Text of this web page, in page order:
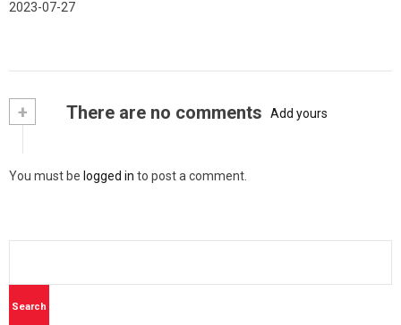
2023-07-27
+ There are no comments Add yours
You must be logged in to post a comment.